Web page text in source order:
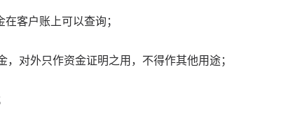
客户账上可以查询；
对外只作资金证明之用，不得作其他用途；